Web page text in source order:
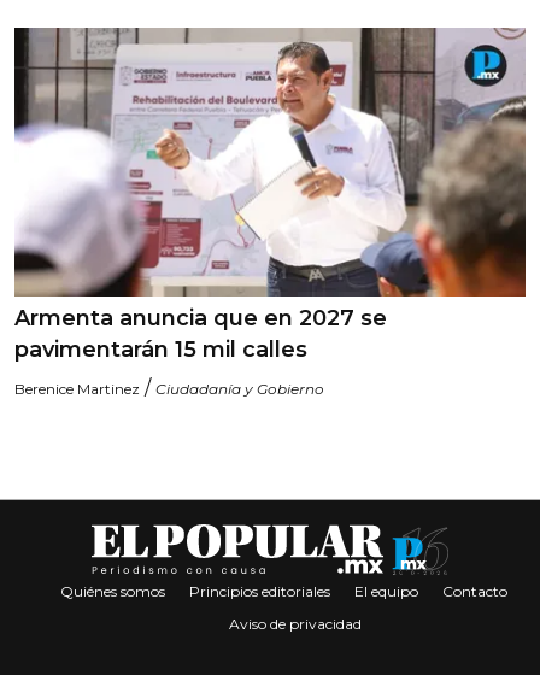
Armenta anuncia que en 2027 se
pavimentarán 15 mil calles
Berenice Martinez / Ciudadanía y Gobierno
Quiénes somos Principios editoriales El equipo
Contacto
Aviso de privacidad